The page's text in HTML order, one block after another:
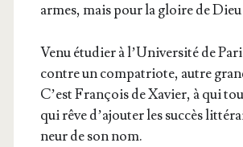
armes, mais pour la gloire de Dieu
Venu étu­dier à l’U­ni­ver­si­té de
contre un com­pa­triote, autre
C’est Fran­çois de Xavier, à qui
qui rêve d’a­jou­ter les suc­cès
neur de son nom.